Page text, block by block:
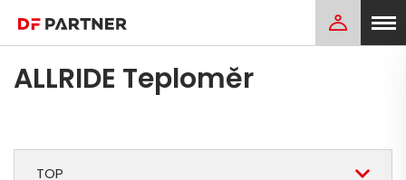
ALLRIDE Teploměr
TOP